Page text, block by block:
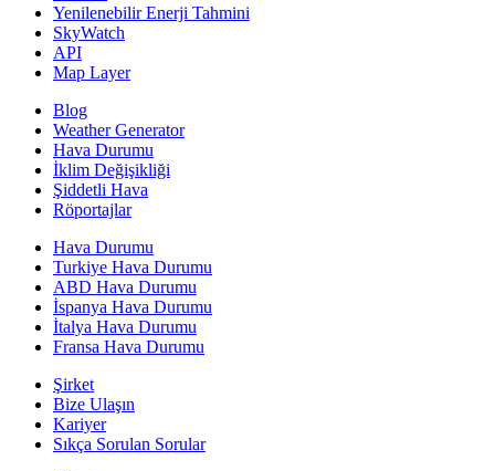
Yenilenebilir Enerji Tahmini
SkyWatch
API
Map Layer
Blog
Weather Generator
Hava Durumu
İklim Değişikliği
Şiddetli Hava
Röportajlar
Hava Durumu
Turkiye Hava Durumu
ABD Hava Durumu
İspanya Hava Durumu
İtalya Hava Durumu
Fransa Hava Durumu
Şirket
Bize Ulaşın
Kariyer
Sıkça Sorulan Sorular